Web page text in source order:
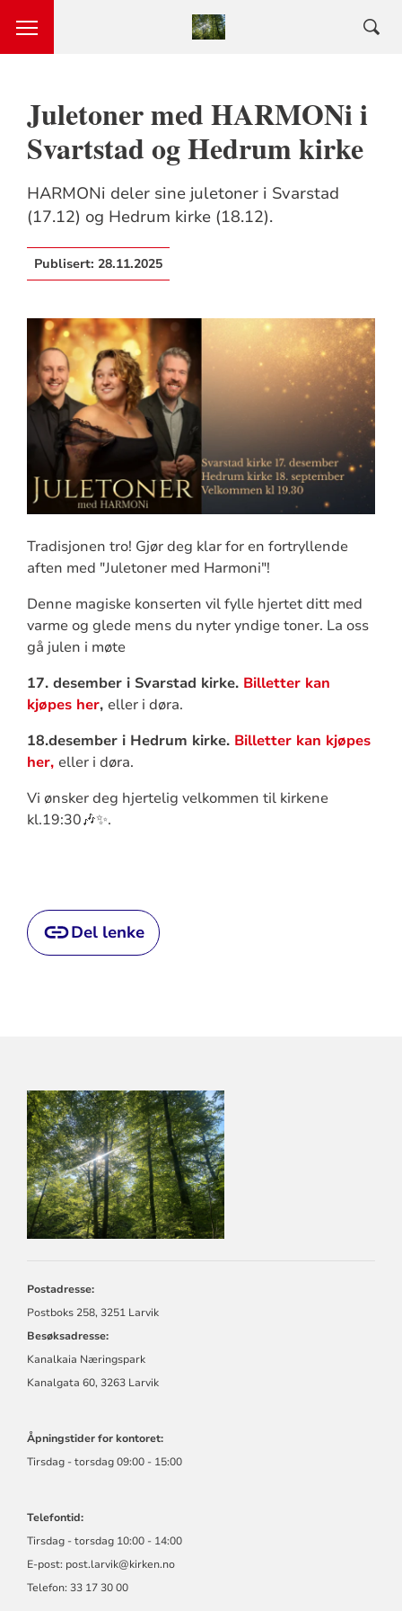
Juletoner med HARMONi i
Svartstad og Hedrum kirke
HARMONi deler sine juletoner i Svarstad
(17.12) og Hedrum kirke (18.12).
Publisert: 28.11.2025
Tradisjonen tro! Gjør deg klar for en fortryllende
aften med "Juletoner med Harmoni"!
Denne magiske konserten vil fylle hjertet ditt med
varme og glede mens du nyter yndige toner. La oss
gå julen i møte
17. desember i Svarstad kirke. Billetter kan
kjøpesher, eller i døra.
18.desember i Hedrum kirke. Billetter kan kjøpes
her, eller i døra.
Vi ønsker deg hjertelig velkommen til kirkene
kl.19:30🎶✨.
Del lenke
KONTAKTINFORMASJON
FOR
LARVIK
KIRKELIGE
FELLESRÅD
Postadresse:
Postboks 258, 3251 Larvik
Besøksadresse:
Kanalkaia Næringspark
Kanalgata 60, 3263 Larvik
Åpningstider for kontoret:
Tirsdag - torsdag 09:00 - 15:00
Telefontid:
Tirsdag - torsdag 10:00 - 14:00
E-post: post.larvik@kirken.no
Telefon: 33 17 30 00